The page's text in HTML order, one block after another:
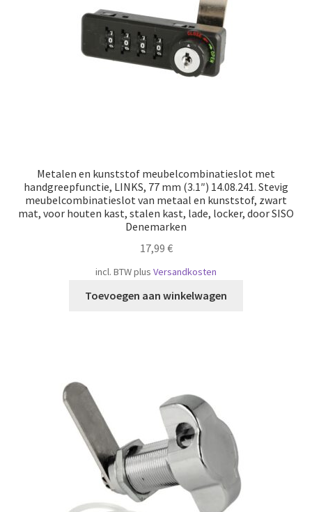
Metalen en kunststof meubelcombinatieslot met
handgreepfunctie, LINKS, 77 mm (3.1″) 14.08.241. Stevig
meubelcombinatieslot van metaal en kunststof, zwart
mat, voor houten kast, stalen kast, lade, locker, door SISO
Denemarken
17,99 €
incl. BTWplus Versandkosten
Toevoegen aan winkelwagen